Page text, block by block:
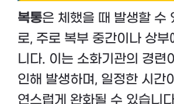
복통은 체했을 때 발생할 수
로, 주로 복부 중간이나 상부
니다. 이는 소화기관의 경련
인해 발생하며, 일정한 시간
연스럽게 완화될 수 있습니